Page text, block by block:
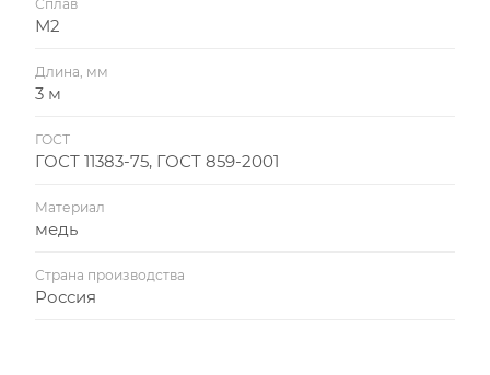
Сплав
М2
Длина, мм
3 м
ГОСТ
ГОСТ 11383-75, ГОСТ 859-2001
Материал
медь
Страна производства
Россия